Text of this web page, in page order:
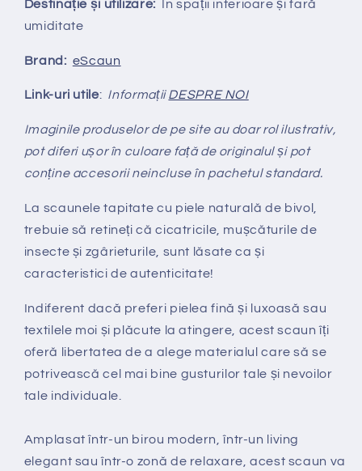
Destinație și utilizare: În spații interioare și fară
umiditate
Brand: eScaun
Link-uri utile: InformațiiDESPRE NOI
Imaginile produselor de pe site au doar rol ilustrativ,
pot diferi ușor în culoare față de originalul și pot
conține accesorii neincluse în pachetul standard.
La scaunele tapitate cu piele naturală de bivol,
trebuie să retineți că cicatricile, mușcăturile de
insecte și zgârieturile, sunt lăsate ca și
caracteristici de autenticitate!
Indiferent dacă preferi pielea fină și luxoasă sau
textilele moi și plăcute la atingere, acest scaun îți
oferă libertatea de a alege materialul care să se
potrivească cel mai bine gusturilor tale și nevoilor
tale individuale.
Amplasat într-un birou modern, într-un living
elegant sau într-o zonă de relaxare, acest scaun va